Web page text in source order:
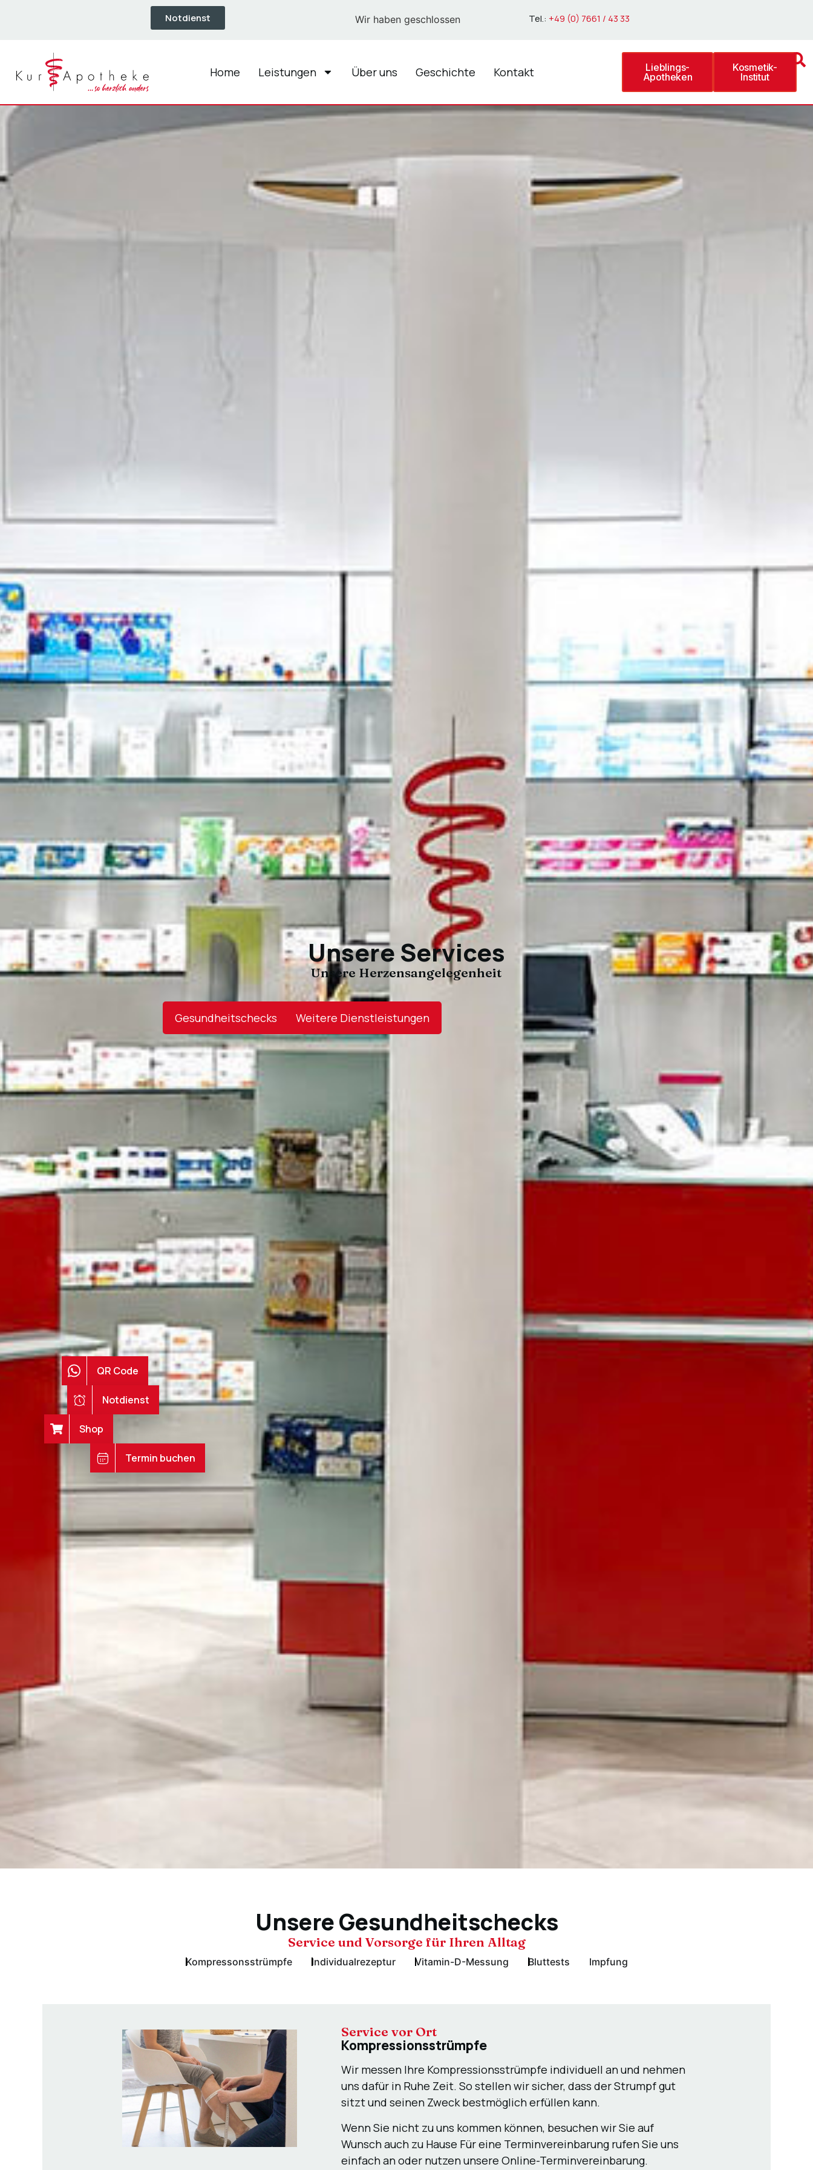
Notdienst Wir haben geschlossen Tel.: +49 (0) 7661 / 43 33
Home Leistungen Über uns Geschichte Kontakt
Lieblings-
Apotheken
Kosmetik-
Institut
Unsere Services
Unsere Herzensangelegenheit
Gesundheitschecks Weitere Dienstleistungen
Unsere Gesundheitschecks
Service und Vorsorge für Ihren Alltag
Kompressonsstrümpfe Individualrezeptur Vitamin-D-Messung Bluttests Impfung
Service vor Ort
Kompressionsstrümpfe
Wir messen Ihre Kompressionsstrümpfe individuell an und nehmen
uns dafür in Ruhe Zeit. So stellen wir sicher, dass der Strumpf gut
sitzt und seinen Zweck bestmöglich erfüllen kann.
Wenn Sie nicht zu uns kommen können, besuchen wir Sie auf
Wunsch auch zu Hause Für eine Terminvereinbarung rufen Sie uns
einfach an oder nutzen unsere Online-Terminvereinbarung.
QR Code
Notdienst
Shop
Termin buchen